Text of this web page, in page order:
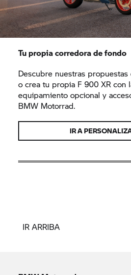
Tu propia corredora de fondo
Descubre nuestras
o crea tu propia F 900 XR con
equipamiento opcional y
BMW Motorrad.
IR A
IR ARRIBA